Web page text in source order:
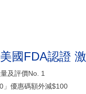
國FDA認證
及評價No. 1
」優惠碼額外減$100